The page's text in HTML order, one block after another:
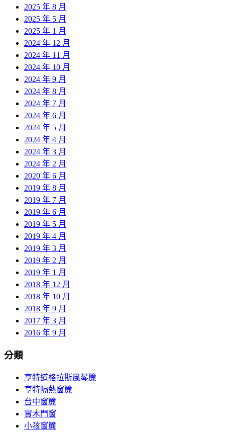
2025 年 8 月
2025 年 5 月
2025 年 1 月
2024 年 12 月
2024 年 11 月
2024 年 10 月
2024 年 9 月
2024 年 8 月
2024 年 7 月
2024 年 6 月
2024 年 5 月
2024 年 4 月
2024 年 3 月
2024 年 2 月
2020 年 6 月
2019 年 8 月
2019 年 7 月
2019 年 6 月
2019 年 5 月
2019 年 4 月
2019 年 3 月
2019 年 2 月
2019 年 1 月
2018 年 12 月
2018 年 10 月
2018 年 9 月
2017 年 3 月
2016 年 9 月
分類
亨特道格拉斯風琴簾
亨特隔熱窗簾
台中窗簾
實木門窗
小孩窗簾